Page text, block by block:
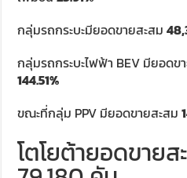
กลุ่มรถกระบะมียอดขายสะสม
กลุ่มรถกระบะไฟฟ้า BEV มียอดข
144.51%
ขณะที่กลุ่ม PPV มียอดขายสะสม
โตโยต้ายอดขายส